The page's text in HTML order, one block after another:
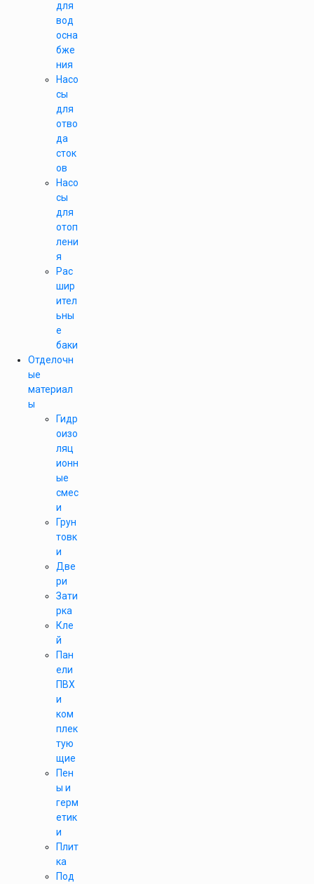
для
вод
осна
бже
ния
Насо
сы
для
отво
да
сток
ов
Насо
сы
для
отоп
лени
я
Рас
шир
ител
ьны
е
баки
Отделочн
ые
материал
ы
Гидр
оизо
ляц
ионн
ые
смес
и
Грун
товк
и
Две
ри
Зати
рка
Кле
й
Пан
ели
ПВХ
и
ком
плек
тую
щие
Пен
ы и
герм
етик
и
Плит
ка
Под